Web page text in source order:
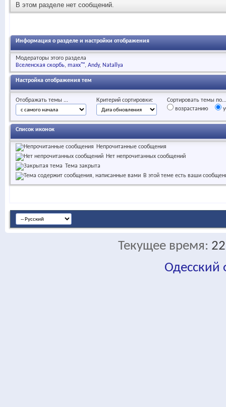
В этом разделе нет сообщений.
Информация о разделе и настройки отображения
Модераторы этого раздела
Вселенская скорбь maxx™ Andy Natallya
Настройка отображения тем
Отображать темы ... Критерий сортировки:
Сортировать темы по...
возрастанию
Список иконок
Непрочитанные сообщения
Нет непрочитанных сообщений
Тема закрыта
В этой теме есть ваши
Текущее время:
Одесский